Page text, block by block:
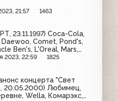
21:57 1463
23.11.1997) Coca-Cola,
Comet, Pond's,
Ben's, L'Oreal, Mars,
Lady, Vegeta, Низорал,
2023, 22:59 1825
концерта "Свет
20.05.2000) Любимец,
Wella, Комарэкс,